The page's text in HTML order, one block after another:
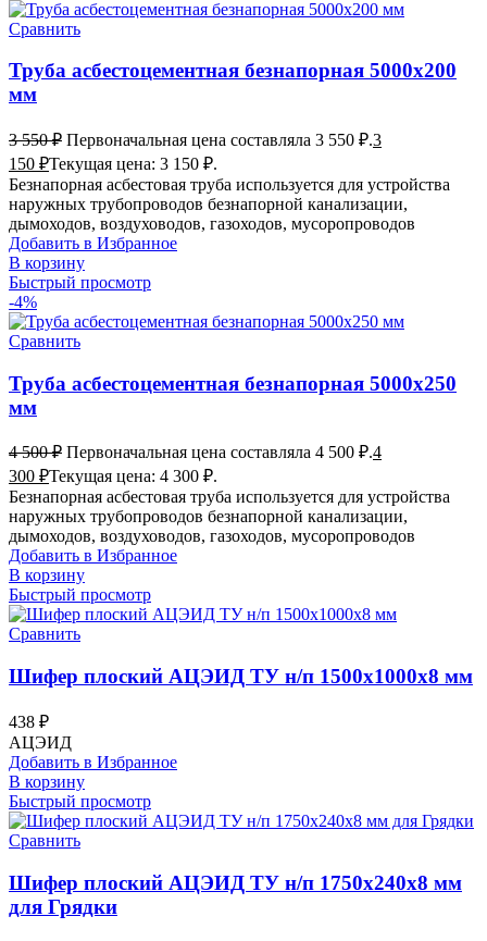
Сравнить
Труба асбестоцементная безнапорная 5000х200
мм
3 550₽ Первоначальная цена составляла 3 550 ₽.3
150 ₽Текущая цена: 3 150 ₽.
Безнапорная асбестовая труба используется для устройства
наружных трубопроводов безнапорной канализации,
дымоходов, воздуховодов, газоходов, мусоропроводов
Добавить в Избранное
В корзину
Быстрый просмотр
-4%
Сравнить
Труба асбестоцементная безнапорная 5000х250
мм
4 500₽ Первоначальная цена составляла 4 500 ₽.4
300 ₽Текущая цена: 4 300 ₽.
Безнапорная асбестовая труба используется для устройства
наружных трубопроводов безнапорной канализации,
дымоходов, воздуховодов, газоходов, мусоропроводов
Добавить в Избранное
В корзину
Быстрый просмотр
Сравнить
Шифер плоский АЦЭИД ТУ н/п 1500х1000х8 мм
438 ₽
АЦЭИД
Добавить в Избранное
В корзину
Быстрый просмотр
Сравнить
Шифер плоский АЦЭИД ТУ н/п 1750х240х8 мм
для Грядки